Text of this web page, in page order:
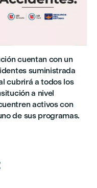
cuentan con un
suministrada
cubrirá a todos los
a nivel
activos con
de sus programas.